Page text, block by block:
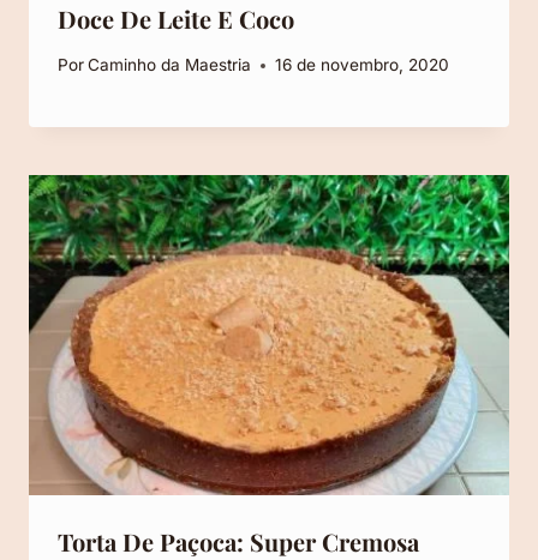
Doce De Leite E Coco
PorCaminho da Maestria 16 de novembro, 2020
Torta De Paçoca: Super Cremosa